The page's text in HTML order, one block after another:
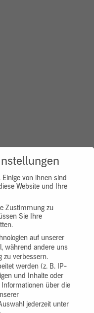
von ihnen sind
Website und Ihre
Zustimmung zu
Sie Ihre
auf unserer
während andere uns
zu verbessern.
werden (z. B. IP-
und Inhalte oder
Informationen über die
jederzeit unter